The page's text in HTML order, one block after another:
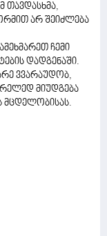
თავდასხმა,
არ შეიძლება
ჩემი
დადგენაში.
ვვარაუდობ,
მიუდგება
მცდელობისას.